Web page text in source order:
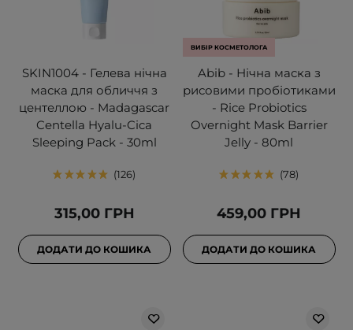
SKIN1004 - Гелева нічна
маска для обличчя з
центеллою - Madagascar
Centella Hyalu-Cica
Sleeping Pack - 30ml
126
315,00 ГРН
ДОДАТИ ДО КОШИКА
ВИБІР КОСМЕТОЛОГА
Abib - Нічна маска з
рисовими пробіотиками
- Rice Probiotics
Overnight Mask Barrier
Jelly - 80ml
78
459,00 ГРН
ДОДАТИ ДО КОШИКА